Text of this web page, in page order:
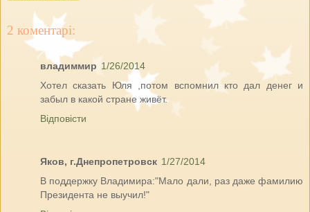
2 коментарі:
владиммир 1/26/2014
Хотел сказать Юля ,потом вспомнил кто дал денег и
забыл в какой стране живёт.
Відповісти
Яков, г.Днепропетровск 1/27/2014
В поддержку Владимира:"Мало дали, раз даже фамилию
Президента не выучил!"